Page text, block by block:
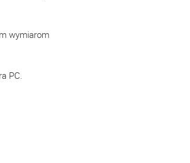
wymiarom
PC.